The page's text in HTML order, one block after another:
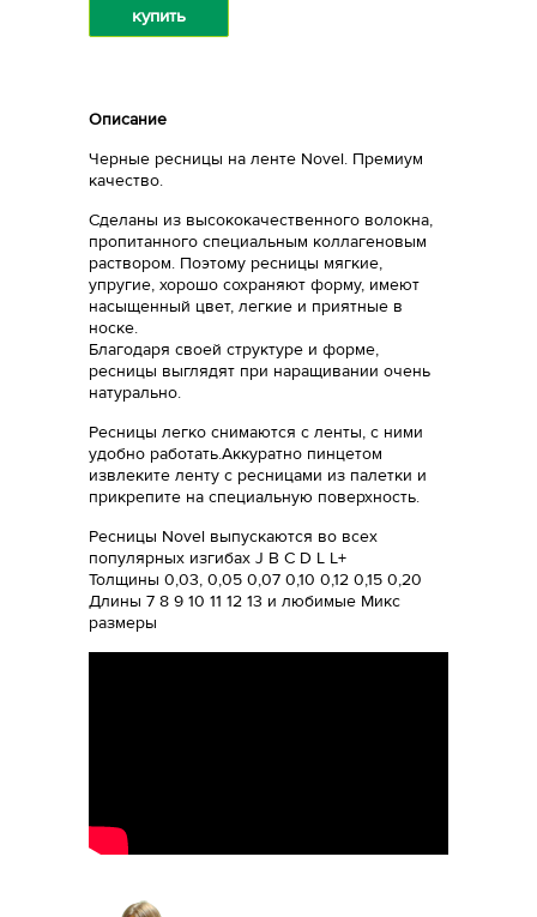
купить
Описание
Черные ресницы на ленте Novel. Премиум
качество.
Сделаны из высококачественного волокна,
пропитанного специальным коллагеновым
раствором. Поэтому ресницы мягкие,
упругие, хорошо сохраняют форму, имеют
насыщенный цвет, легкие и приятные в
носке.
Благодаря своей структуре и форме,
ресницы выглядят при наращивании очень
натурально.
Ресницы легко снимаются с ленты, с ними
удобно работать.Аккуратно пинцетом
извлеките ленту с ресницами из палетки и
прикрепите на специальную поверхность.
Ресницы Novel выпускаются во всех
популярных изгибах J B C D L L+
Толщины 0,03, 0,05 0,07 0,10 0,12 0,15 0,20
Длины 7 8 9 10 11 12 13 и любимые Микс
размеры